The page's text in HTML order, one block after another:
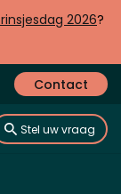
2026?
Contact
Stel uw vraag